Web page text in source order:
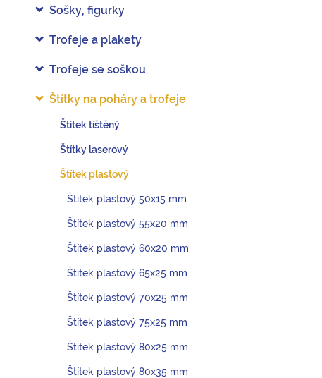
Sošky, figurky
Trofeje a plakety
Trofeje se soškou
Štítky na poháry a trofeje
Štítek tištěný
Štítky laserový
Štítek plastový
Štítek plastový 50x15 mm
Štítek plastový 55x20 mm
Štítek plastový 60x20 mm
Štítek plastový 65x25 mm
Štítek plastový 70x25 mm
Štítek plastový 75x25 mm
Štítek plastový 80x25 mm
Štítek plastový 80x35 mm